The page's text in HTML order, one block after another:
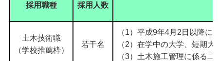
採用職種 採用人数
土木技術職
（学校推薦枠）
若干名
（1）平成9年4月2日以降
（2）在学中の大学、短期
（3）土木施工管理に係る